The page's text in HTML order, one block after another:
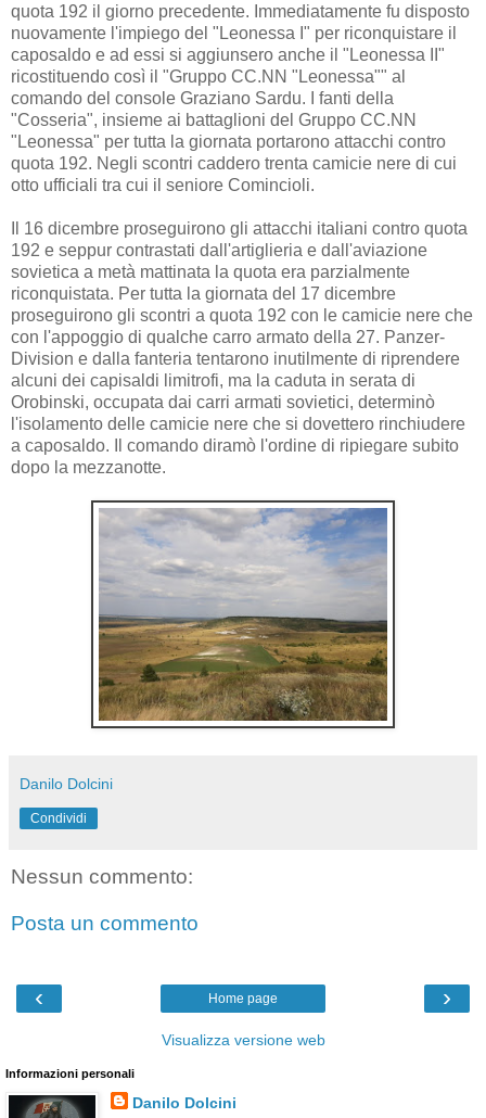
quota 192 il giorno precedente. Immediatamente fu disposto
nuovamente l'impiego del "Leonessa I" per riconquistare il
caposaldo e ad essi si aggiunsero anche il "Leonessa II"
ricostituendo così il "Gruppo CC.NN "Leonessa"" al
comando del console Graziano Sardu. I fanti della
"Cosseria", insieme ai battaglioni del Gruppo CC.NN
"Leonessa" per tutta la giornata portarono attacchi contro
quota 192. Negli scontri caddero trenta camicie nere di cui
otto ufficiali tra cui il seniore Comincioli.
Il 16 dicembre proseguirono gli attacchi italiani contro quota
192 e seppur contrastati dall'artiglieria e dall'aviazione
sovietica a metà mattinata la quota era parzialmente
riconquistata. Per tutta la giornata del 17 dicembre
proseguirono gli scontri a quota 192 con le camicie nere che
con l'appoggio di qualche carro armato della 27. Panzer-
Division e dalla fanteria tentarono inutilmente di riprendere
alcuni dei capisaldi limitrofi, ma la caduta in serata di
Orobinski, occupata dai carri armati sovietici, determinò
l'isolamento delle camicie nere che si dovettero rinchiudere
a caposaldo. Il comando diramò l'ordine di ripiegare subito
dopo la mezzanotte.
Danilo Dolcini
Condividi
Nessun commento:
Posta un commento
‹ ›
Home page
Visualizza versione web
Informazioni personali
Danilo Dolcini